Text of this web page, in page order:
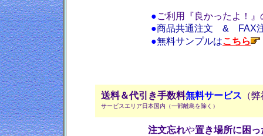
●ご利用『良かったよ！』
●商品共通注文 & FAX
●無料サンプルはこちら
送料＆代引き手数料無料サービス （
サービスエリア日本国内（一部離島を除く）
注文忘れや置き場所に困っ